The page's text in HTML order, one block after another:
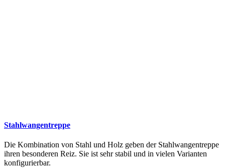
Stahlwangentreppe
Die Kombination von Stahl und Holz geben der Stahlwangentreppe
ihren besonderen Reiz. Sie ist sehr stabil und in vielen Varianten
konfigurierbar.